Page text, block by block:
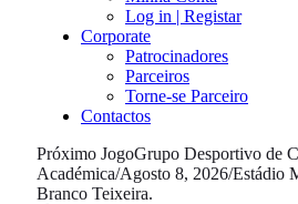
Log in | Registar
Corporate
Patrocinadores
Parceiros
Torne-se Parceiro
Contactos
Próximo JogoGrupo Desportivo de
Académica/Agosto 8, 2026/Estádio
Branco Teixeira.